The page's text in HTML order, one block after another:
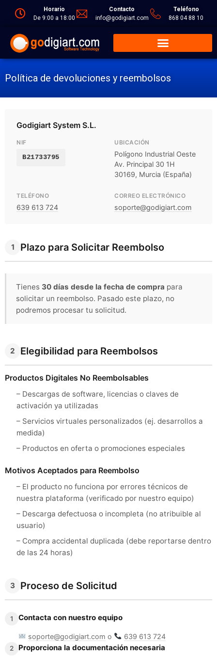
Horario
De 9:00 a 18:00
Contacto
info@godigiart.com
Teléfono
868 04 88 10
Política de devoluciones y reembolsos
Godigiart System S.L.
NIF
B21733795
UBICACIÓN
Polígono Industrial Oeste
Av. Principal 30 1H
30169, Murcia (España)
TELÉFONO
639 613 724
CORREO ELECTRÓNICO
soporte@godigiart.com
1 Plazo para Solicitar Reembolso
Tienes 30 días desde la fecha de compra para
solicitar un reembolso. Pasado este plazo, no
podremos procesar tu solicitud.
2 Elegibilidad para Reembolsos
Productos Digitales No Reembolsables
– Descargas de software, licencias o claves de
activación ya utilizadas
– Servicios virtuales personalizados (ej. desarrollos a
medida)
– Productos en oferta o promociones especiales
Motivos Aceptados para Reembolso
– El producto no funciona por errores técnicos de
nuestra plataforma (verificado por nuestro equipo)
– Descarga defectuosa o incompleta (no atribuible al
usuario)
– Compra accidental duplicada (debe reportarse dentro
de las 24 horas)
3 Proceso de Solicitud
1 Contacta con nuestro equipo
soporte@godigiart.com o 639 613 724
2 Proporciona la documentación necesaria